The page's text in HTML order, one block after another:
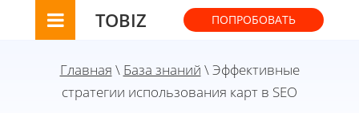
TOBIZ ПОПРОБОВАТЬ
Главная \ База знаний \ Эффективные
стратегии использования карт в SEO